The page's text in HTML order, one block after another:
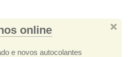
online
e novos autocolantes